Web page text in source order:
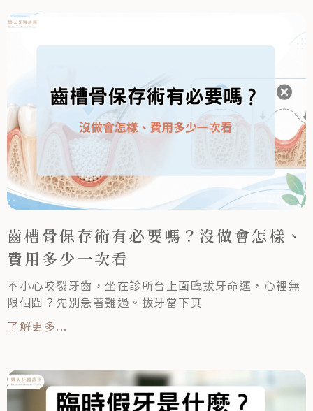
齒槽骨保存術有必要嗎？沒做會怎樣、
費用多少一次看
不小心咬裂牙齒，坐在診所台上面臨拔牙命運，心裡無
限個囧？先別急著難過。拔牙當下其
了解更多...